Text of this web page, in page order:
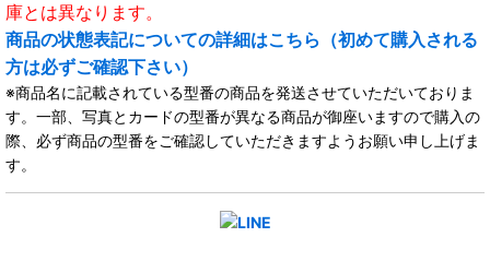
庫とは異なります。
商品の状態表記についての詳細はこちら（初めて購入される
方は必ずご確認下さい）
※商品名に記載されている型番の商品を発送させていただいておりま
す。一部、写真とカードの型番が異なる商品が御座いますので購入の
際、必ず商品の型番をご確認していただきますようお願い申し上げま
す。